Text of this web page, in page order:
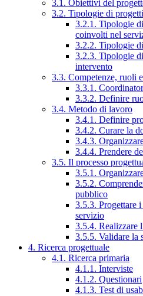
3.1. Obiettivi del
3.2. Tipologie di progetti
3.2.1. Tipologie
coinvolti nel
3.2.2. Tipologie
3.2.3. Tipologie
intervento
3.3. Competenze, ruoli
3.3.1.
3.3.2. Definire
3.4. Metodo di lavoro
3.4.1. Definire
3.4.2. Curare la
3.4.3.
3.4.4. Prendere
3.5. Il processo
3.5.1.
3.5.2.
pubblico
3.5.3. Progettare i
servizio
3.5.4. Realizzare
3.5.5. Validare la
4. Ricerca progettuale
4.1. Ricerca primaria
4.1.1. Interviste
4.1.2. Questionari
4.1.3. Test di